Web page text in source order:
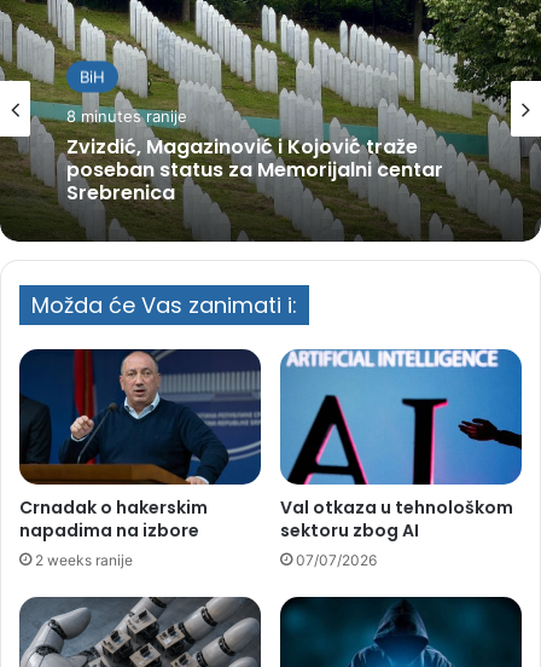
BiH
8 minutes ranije
Zvizdić, Magazinović i Kojović traže
poseban status za Memorijalni centar
Srebrenica
Možda će Vas zanimati i:
Crnadak o hakerskim
napadima na izbore
2 weeks ranije
Val otkaza u tehnološkom
sektoru zbog AI
07/07/2026